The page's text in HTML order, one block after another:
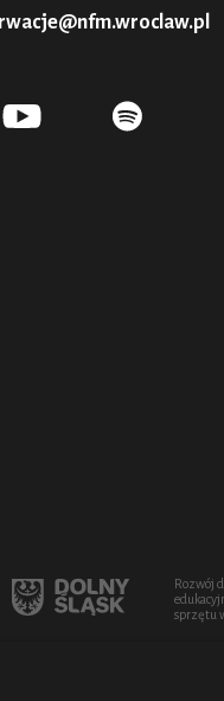
Rozwój
sprzętu